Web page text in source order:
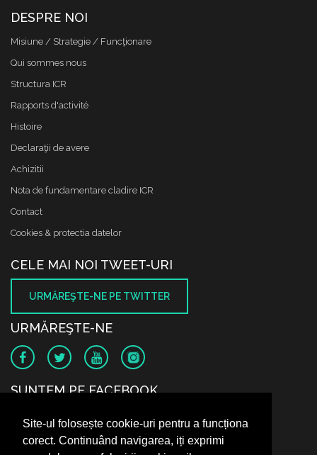
Site-ul folosește cookie-uri pentru a funcționa
corect. Continuând navigarea, iți exprimi
DESPRE NOI
Misiune / Strategie / Funcţionare
Qui sommes nous
Structura ICR
Rapports d'activité
Histoire
Declaraţii de avere
Achizitii
Nota de fundamentare cladire ICR
Contact
Cookies & protectia datelor
CELE MAI NOI TWEET-URI
URMĂREŞTE-NE PE TWITTER
URMĂREŞTE-NE
SUNTEM PE FACEBOOK